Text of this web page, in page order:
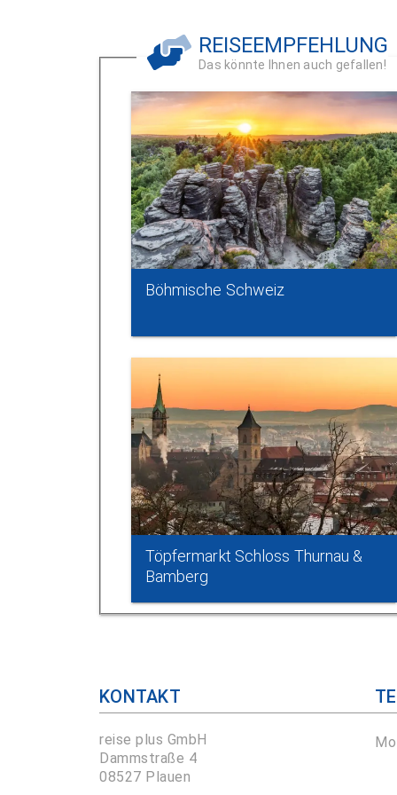
REISEEMPFEHLUNG
Das könnte Ihnen auch gefallen!
Böhmische Schweiz
Töpfermarkt Schloss Thurnau &
Bamberg
KONTAKT
reise plus GmbH
Dammstraße 4
08527 Plauen